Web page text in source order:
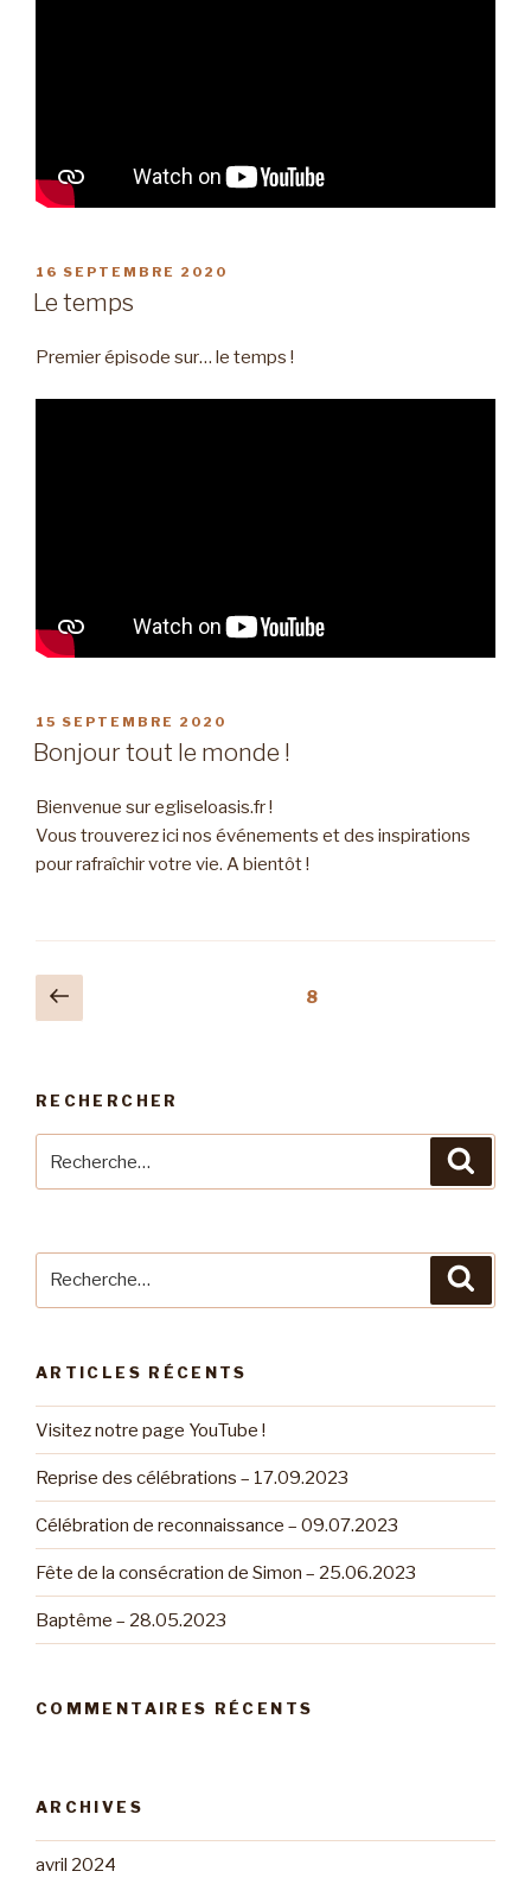
PUBLIÉ
LE
16 SEPTEMBRE 2020
Le temps
Premier épisode sur… le temps !
PUBLIÉ
LE
15 SEPTEMBRE 2020
Bonjour tout le monde !
Bienvenue sur egliseloasis.fr !
Vous trouverez ici nos événements et des inspirations
pour rafraîchir votre vie. A bientôt !
Pagination
des
Page
précédente
8
RECHERCHER
pour
ARTICLES RÉCENTS
Visitez notre page YouTube !
Reprise des célébrations – 17.09.2023
Célébration de reconnaissance – 09.07.2023
Fête de la consécration de Simon – 25.06.2023
Baptême – 28.05.2023
COMMENTAIRES RÉCENTS
ARCHIVES
avril 2024